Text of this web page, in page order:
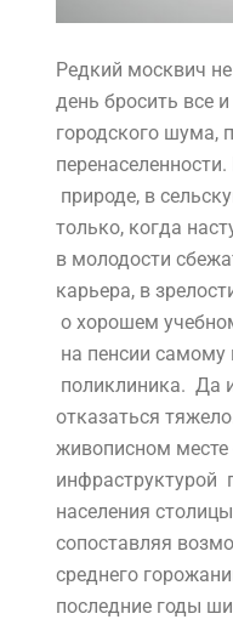
Редкий москвич
день бросить все
городского шума,
природе, в
только, когда
в молодости
карьера, в
о хорошем
на пенсии самому
поликлиника. Да
отказаться
живописном месте
инфраструктурой
населения
сопоставляя
среднего
последние годы